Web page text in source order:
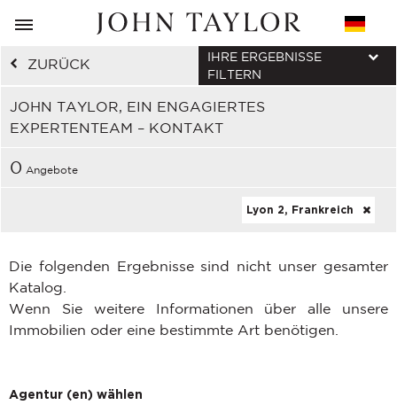
ZURÜCK
JOHN TAYLOR, EIN ENGAGIERTES
EXPERTENTEAM – KONTAKT
IHRE ERGEBNISSE
FILTERN
0 Angebote
Lyon 2, Frankreich
Die folgenden Ergebnisse sind nicht unser gesamter
Katalog.
Wenn Sie weitere Informationen über alle unsere
Immobilien oder eine bestimmte Art benötigen.
Agentur (en) wählen